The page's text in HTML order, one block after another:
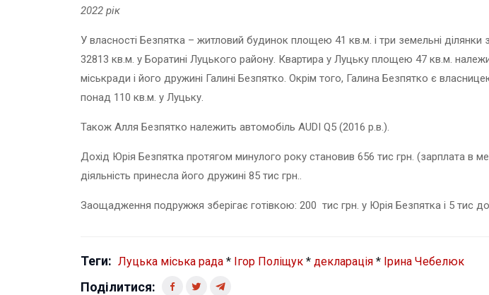
2022 рік
У власності Безпятка – житловий будинок площею 41 кв.м. і три земельні
32813 кв.м. у Боратині Луцького району. Квартира у Луцьку площею 47 кв.м.
міськради і його дружині Галині Безпятко. Окрім того, Галина Безпятко є
понад 110 кв.м. у Луцьку.
Також Алля Безпятко належить автомобіль AUDI Q5 (2016 р.в.).
Дохід Юрія Безпятка протягом минулого року становив 656 тис грн. (зарплата в
діяльність принесла його дружині 85 тис грн..
Заощадження подружжя зберігає готівкою: 200 тис грн. у Юрія Безпятка і 5 тис
Теги: Луцька міська рада * Ігор Поліщук * декларація * Ірина Чебелюк
Поділитися: